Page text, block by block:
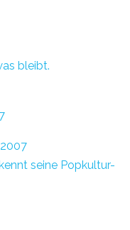
bleibt.
seine Popkultur-